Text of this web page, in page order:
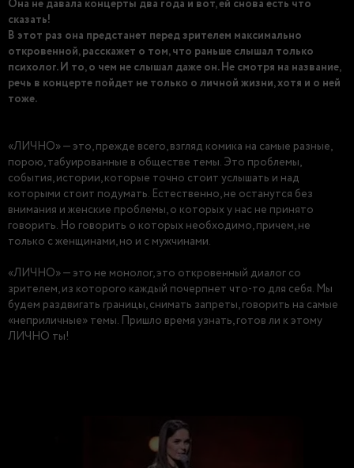
Она не давала концерты два года и вот, ей снова есть что
сказать!
В этот раз она предстанет перед зрителем максимально
откровенной, расскажет о том, что раньше слышал только
психолог. И то, о чем не слышал даже он. Не смотря на название,
речь в концерте пойдет не только о личной жизни, хотя и о ней
тоже.
«ЛИЧНО» — это, прежде всего, взгляд комика на самые разные,
порою, табуированные в обществе темы. Это проблемы,
события, истории, которые точно стоит услышать и над
которыми стоит подумать. Естественно, не останутся без
внимания и женские проблемы, о которых у нас не принято
говорить. Но говорить о которых необходимо, причем, не
только с женщинами, но и с мужчинами.
«ЛИЧНО» — это не монолог, это откровенный диалог со
зрителем, из которого каждый почерпнет что-то для себя. Мы
будем раздвигать границы, снимать запреты, говорить на самые
«неприличные» темы. Пришло время узнать, готов ли к этому
ЛИЧНО ты!